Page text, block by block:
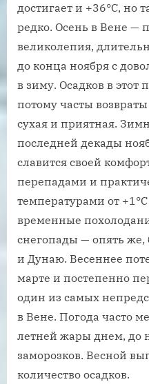
достигает и +36°С, но
редко. Осень в Вене —
великолепия,
до конца ноября с
в зиму. Осадков в этот
потому часты
сухая и приятная.
последней декады
славится своей
перепадами и
температурами от
временные
снегопады — опять же,
и Дунаю. Весеннее
марте и постепенно
один из самых
в Вене. Погода часто
летней жары днем, до
заморозков. Весной
количество осадков.